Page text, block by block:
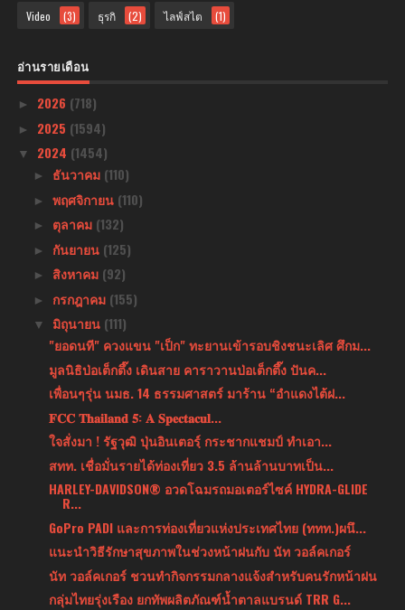
Video (3) ธุรกิ (2) ไลฟ์สไต (1)
อ่านรายเดือน
► 2026 (718)
► 2025 (1594)
▼ 2024 (1454)
► ธันวาคม (110)
► พฤศจิกายน (110)
► ตุลาคม (132)
► กันยายน (125)
► สิงหาคม (92)
► กรกฎาคม (155)
▼ มิถุนายน (111)
"ยอดนที" ควงแขน "เป็ก" ทะยานเข้ารอบชิงชนะเลิศ ศึกม...
มูลนิธิป่อเต็กตึ๊ง เดินสาย คาราวานป่อเต็กตึ๊ง ปันค...
เพื่อนๆรุ่น นมธ. 14 ธรรมศาสตร์ มาร้าน “อำแดงไต้ฝ...
𝐅𝐂𝐂 𝐓𝐡𝐚𝐢𝐥𝐚𝐧𝐝 𝟓: 𝐀 𝐒𝐩𝐞𝐜𝐭𝐚𝐜𝐮𝐥...
ใจสั่งมา ! รัฐวุฒิ ปุ่นอินเตอรฺ์ กระชากแชมป์ ทำเอา...
สทท. เชื่อมั่นรายได้ท่องเที่ยว 3.5 ล้านล้านบาทเป็น...
HARLEY-DAVIDSON® อวดโฉมรถมอเตอร์ไซค์ HYDRA-GLIDE
R...
GoPro PADI และการท่องเที่ยวแห่งประเทศไทย (ททท.)ผนึ...
แนะนำวิธีรักษาสุขภาพในช่วงหน้าฝนกับ นัท วอล์คเกอร์
นัท วอล์คเกอร์ ชวนทำกิจกรรมกลางแจ้งสำหรับคนรักหน้าฝน
กลุ่มไทยรุ่งเรือง ยกทัพผลิตภัณฑ์น้ำตาลแบรนด์ TRR G...